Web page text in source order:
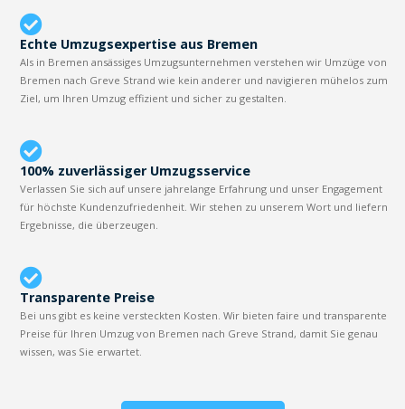
Echte Umzugsexpertise aus Bremen
Als in Bremen ansässiges Umzugsunternehmen verstehen wir Umzüge von
Bremen nach Greve Strand wie kein anderer und navigieren mühelos zum
Ziel, um Ihren Umzug effizient und sicher zu gestalten.
100% zuverlässiger Umzugsservice
Verlassen Sie sich auf unsere jahrelange Erfahrung und unser Engagement
für höchste Kundenzufriedenheit. Wir stehen zu unserem Wort und liefern
Ergebnisse, die überzeugen.
Transparente Preise
Bei uns gibt es keine versteckten Kosten. Wir bieten faire und transparente
Preise für Ihren Umzug von Bremen nach Greve Strand, damit Sie genau
wissen, was Sie erwartet.